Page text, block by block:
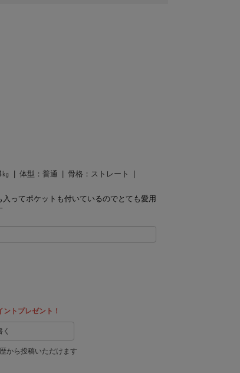
体型： 普通 骨格： ストレート
ってポケットも付いているのでとても愛用
トプレゼント！
から投稿いただけます